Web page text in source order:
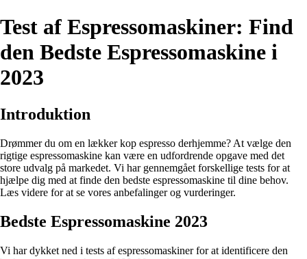
Test af Espressomaskiner: Find
den Bedste Espressomaskine i
2023
Introduktion
Drømmer du om en lækker kop espresso derhjemme? At vælge den
rigtige espressomaskine kan være en udfordrende opgave med det
store udvalg på markedet. Vi har gennemgået forskellige tests for at
hjælpe dig med at finde den bedste espressomaskine til dine behov.
Læs videre for at se vores anbefalinger og vurderinger.
Bedste Espressomaskine 2023
Vi har dykket ned i tests af espressomaskiner for at identificere den